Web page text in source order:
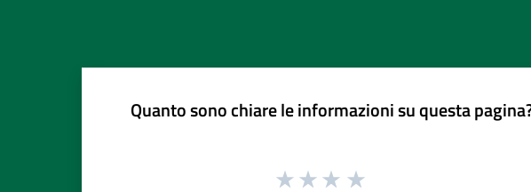
Quanto sono chiare le informazioni su questa